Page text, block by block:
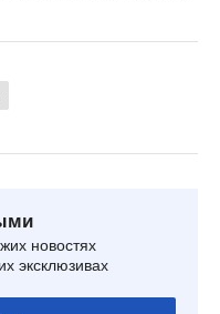
новостях
эксклюзивах